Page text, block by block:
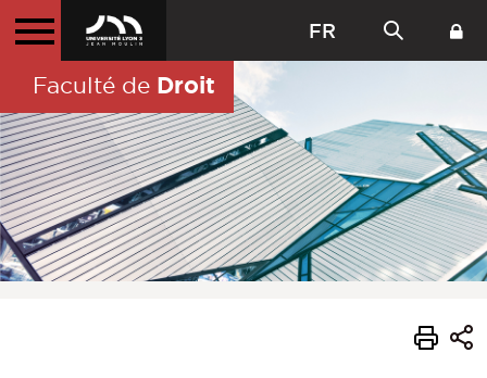
FR
Faculté de Droit